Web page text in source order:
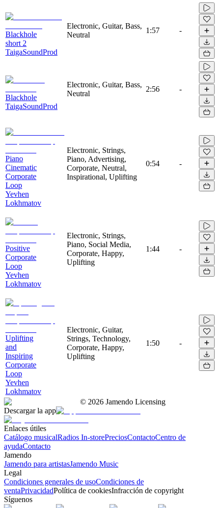
Blackhole
short 2
TaigaSoundProd
Electronic, Guitar, Bass,
Neutral
1:57 -
Blackhole
TaigaSoundProd
Electronic, Guitar, Bass,
Neutral
2:56 -
Piano
Cinematic
Corporate
Loop
Yevhen
Lokhmatov
Electronic, Strings,
Piano, Advertising,
Corporate, Neutral,
Inspirational, Uplifting
0:54 -
Positive
Corporate
Loop
Yevhen
Lokhmatov
Electronic, Strings,
Piano, Social Media,
Corporate, Happy,
Uplifting
1:44 -
Uplifting
and
Inspiring
Corporate
Loop
Yevhen
Lokhmatov
Electronic, Guitar,
Strings, Technology,
Corporate, Happy,
Uplifting
1:50 -
© 2026 Jamendo Licensing
Descargar la app
Enlaces útiles
Catálogo musicalRadios In-storePreciosContactoCentro de
ayudaContacto
Jamendo
Jamendo para artistasJamendo Music
Legal
Condiciones generales de usoCondiciones de
ventaPrivacidadPolítica de cookiesInfracción de copyright
Síguenos